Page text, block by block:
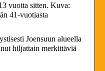
vuotta sitten. Kuva:
41-vuotiasta
Joensuun alueella
hiljattain merkittäviä